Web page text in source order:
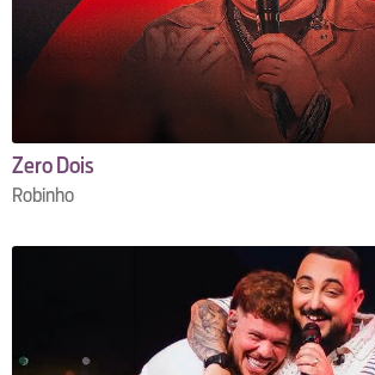
Zero Dois
Robinho